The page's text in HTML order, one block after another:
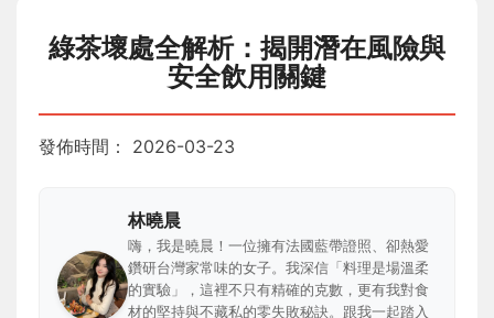
綠茶壞處全解析：揭開潛在風險與
安全飲用關鍵
發佈時間： 2026-03-23
林曉晨
嗨，我是曉晨！一位擁有法國藍帶證照、卻熱愛
鑽研台灣家常味的女子。我深信「料理是場溫柔
的實驗」，這裡不只有精確的克數，更有我對食
材的堅持與不藏私的零失敗秘訣。跟我一起踏入